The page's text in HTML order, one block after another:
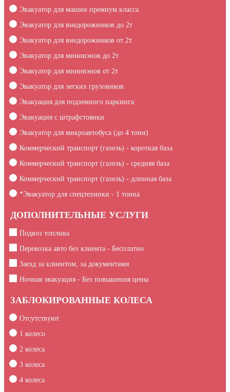
Эвакуатор для машин премиум класса
Эвакуатор для внедорожников до 2т
Эвакуатор для внедорожников от 2т
Эвакуатор для минивэнов до 2т
Эвакуатор для минивэнов от 2т
Эвакуатор для легких грузовиков
Эвакуация для подземного паркинга
Эвакуация c штрафстоянки
Эвакуатор для микроавтобуса (до 4 тонн)
Коммерческий транспорт (газель) - короткая база
Коммерческий транспорт (газель) - средняя база
Коммерческий транспорт (газель) - длинная база
*Эвакуатор для спецтехники - 1 тонна
ДОПОЛНИТЕЛЬНЫЕ УСЛУГИ
Подвоз топлива
Перевозка авто без клиента - Бесплатно
Заезд за клиентом, за документами
Ночная эвакуация - Без повышения цены
ЗАБЛОКИРОВАННЫЕ КОЛЕСА
Отсутствуют
1 колесо
2 колеса
3 колеса
4 колеса